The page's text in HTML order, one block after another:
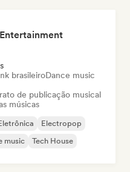
brasileiroDance music
de publicação musical
músicas
Electropop
music Tech House